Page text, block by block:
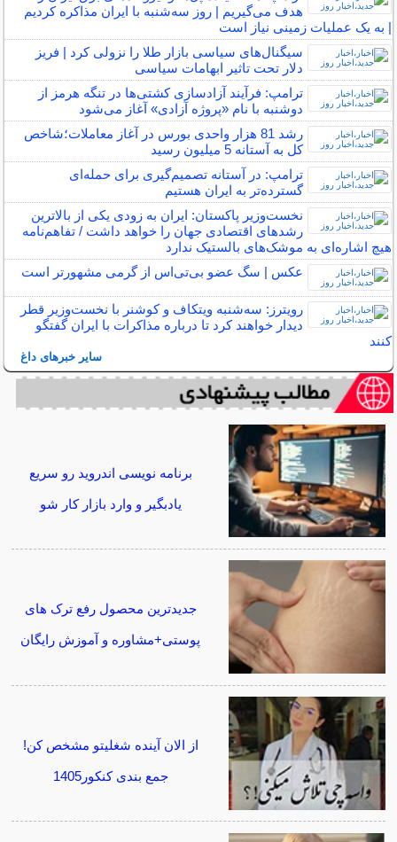
هدف می‌گیریم | روز سه‌شنبه با ایران مذاکره کردیم
| به یک عملیات زمینی نیاز است
سیگنال‌های سیاسی بازار طلا را نزولی کرد | فریز
دلار تحت تاثیر ابهامات سیاسی
ترامپ: فرآیند آزادسازی کشتی‌ها در تنگه هرمز از
دوشنبه با نام «پروژه آزادی» آغاز می‌شود
رشد 81 هزار واحدی بورس در آغاز معاملات؛شاخص
کل به آستانه 5 میلیون رسید
ترامپ: در آستانه تصمیم‌گیری برای حمله‌ای
گسترده‌تر به ایران هستیم
نخست‌وزیر پاکستان: ایران به زودی یکی از بالاترین
رشدهای اقتصادی جهان را خواهد داشت / تفاهم‌نامه
هیچ اشاره‌ای به موشک‌های بالستیک ندارد
عکس | سگ عضو بی‌تی‌اس از گرمی مشهورتر است
رویترز: سه‌شنبه ویتکاف و کوشنر با نخست‌وزیر قطر
دیدار خواهند کرد تا درباره مذاکرات با ایران گفتگو
کنند
سایر خبرهای داغ
برنامه نویسی اندروید رو سریع
یادبگیر و وارد بازار کار شو
جدیدترین محصول رفع ترک های
پوستی+مشاوره و آموزش رایگان
از الان آینده شغلیتو مشخص کن!
جمع بندی کنکور1405